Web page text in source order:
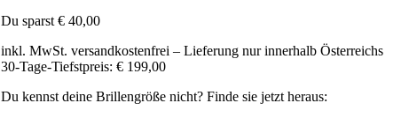
Du sparst € 40,00
inkl. MwSt.versandkostenfrei – Lieferung nur innerhalb Österreichs
30-Tage-Tiefstpreis: € 199,00
Du kennst deine Brillengröße nicht?Finde sie jetzt heraus: